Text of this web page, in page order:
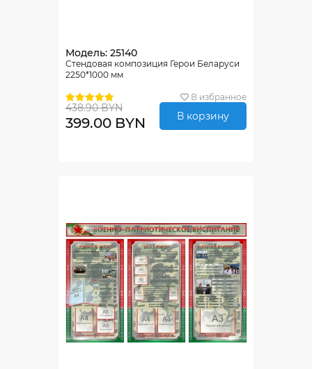
Модель: 25140
Стендовая композиция Герои Беларуси
2250*1000 мм
В избранное
438.90 BYN
399.00 BYN В корзину